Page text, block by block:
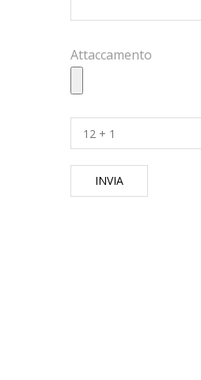
Attaccamento